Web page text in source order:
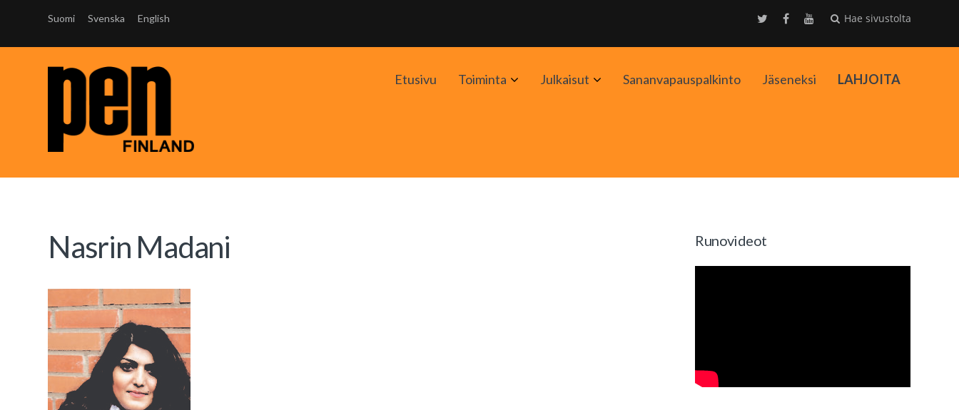
Suomi Svenska English Hae sivustolta
Etusivu Toiminta AvaaJulkaisut AvaaSananvapauspalkinto Jäseneksi LAHJOITA
Nasrin Madani Runovideot